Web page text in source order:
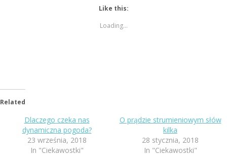
Like this:
Loading...
Related
Dlaczego czeka nas
dynamiczna pogoda?
23 września, 2018
In "Ciekawostki"
O prądzie strumieniowym słów
kilka
28 stycznia, 2018
In "Ciekawostki"